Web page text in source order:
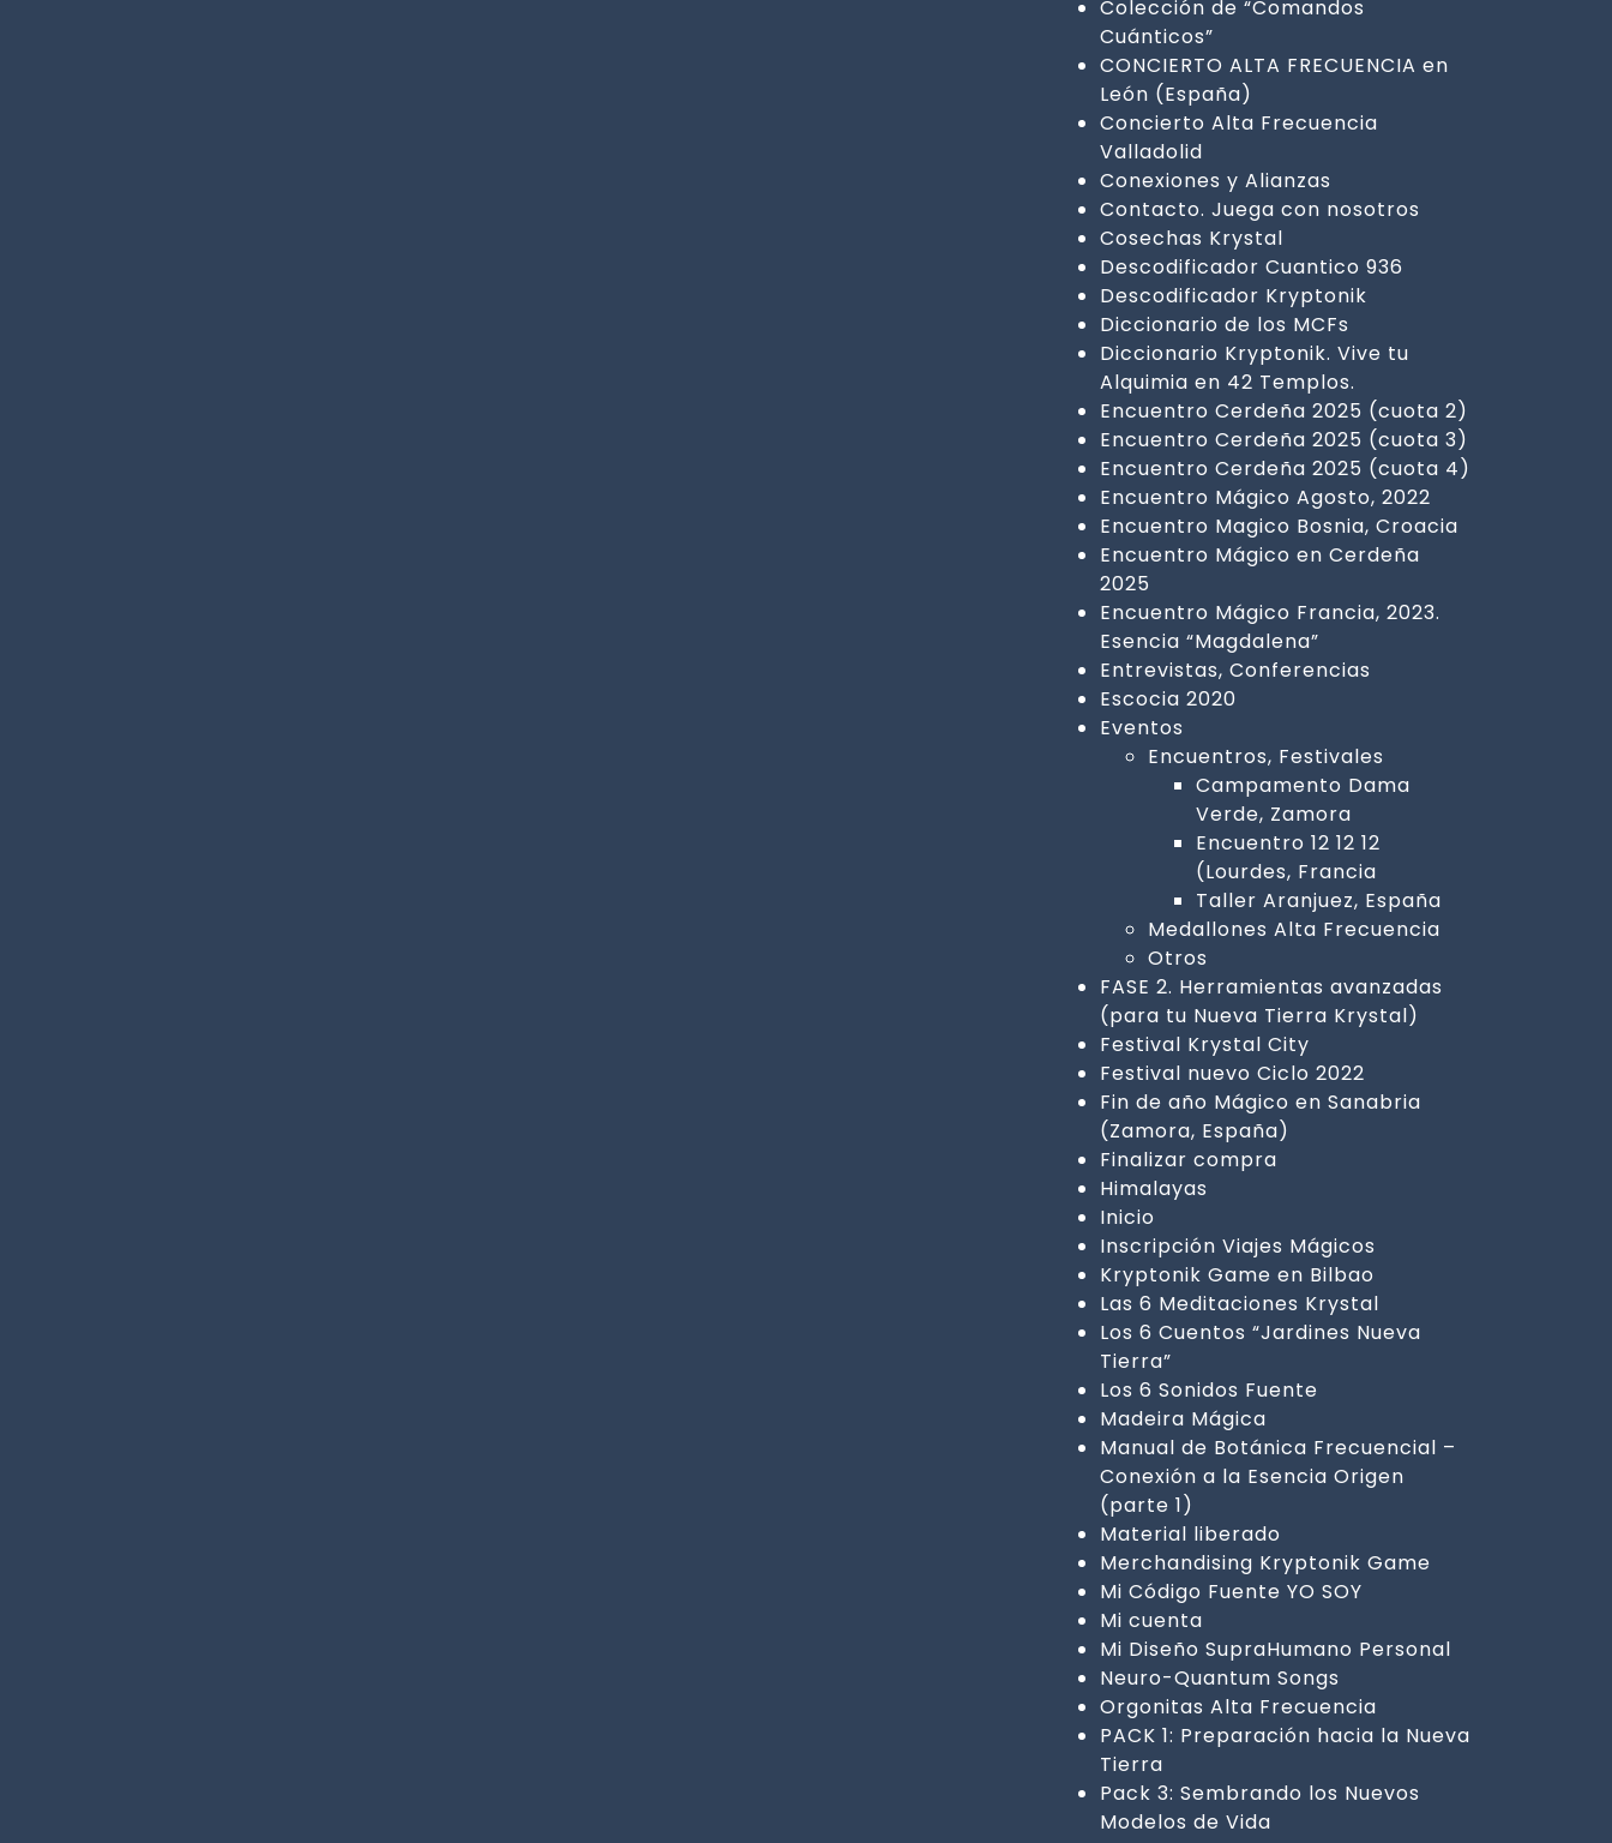
Colección de “Comandos
Cuánticos”
CONCIERTO ALTA FRECUENCIA en
León (España)
Concierto Alta Frecuencia
Valladolid
Conexiones y Alianzas
Contacto. Juega con nosotros
Cosechas Krystal
Descodificador Cuantico 936
Descodificador Kryptonik
Diccionario de los MCFs
Diccionario Kryptonik. Vive tu
Alquimia en 42 Templos.
Encuentro Cerdeña 2025 (cuota 2)
Encuentro Cerdeña 2025 (cuota 3)
Encuentro Cerdeña 2025 (cuota 4)
Encuentro Mágico Agosto, 2022
Encuentro Magico Bosnia, Croacia
Encuentro Mágico en Cerdeña
2025
Encuentro Mágico Francia, 2023.
Esencia “Magdalena”
Entrevistas, Conferencias
Escocia 2020
Eventos
Encuentros, Festivales
Campamento Dama
Verde, Zamora
Encuentro 12 12 12
(Lourdes, Francia
Taller Aranjuez, España
Medallones Alta Frecuencia
Otros
FASE 2. Herramientas avanzadas
(para tu Nueva Tierra Krystal)
Festival Krystal City
Festival nuevo Ciclo 2022
Fin de año Mágico en Sanabria
(Zamora, España)
Finalizar compra
Himalayas
Inicio
Inscripción Viajes Mágicos
Kryptonik Game en Bilbao
Las 6 Meditaciones Krystal
Los 6 Cuentos “Jardines Nueva
Tierra”
Los 6 Sonidos Fuente
Madeira Mágica
Manual de Botánica Frecuencial –
Conexión a la Esencia Origen
(parte 1)
Material liberado
Merchandising Kryptonik Game
Mi Código Fuente YO SOY
Mi cuenta
Mi Diseño SupraHumano Personal
Neuro-Quantum Songs
Orgonitas Alta Frecuencia
PACK 1: Preparación hacia la Nueva
Tierra
Pack 3: Sembrando los Nuevos
Modelos de Vida